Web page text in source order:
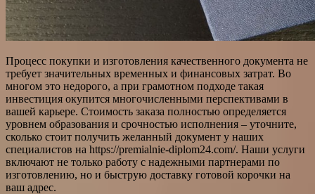
Процесс покупки и изготовления качественного документа не
требует значительных временных и финансовых затрат. Во
многом это недорого, а при грамотном подходе такая
инвестиция окупится многочисленными перспективами в
вашей карьере. Стоимость заказа полностью определяется
уровнем образования и срочностью исполнения – уточните,
сколько стоит получить желанный документ у наших
специалистов на https://premialnie-diplom24.com/. Наши услуги
включают не только работу с надежными партнерами по
изготовлению, но и быструю доставку готовой корочки на
ваш адрес.